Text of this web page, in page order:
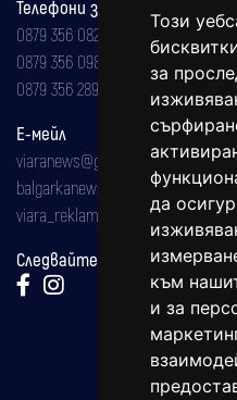
Този
за
да
към
и за
Телефони за реклама и
0879 356 082
0879 356 098
0879 356 289
Е-мейл
viaranews@gmail.com
balgarkanews@gmail.com
viara_reklama@mail.bg
Следвайте ни: